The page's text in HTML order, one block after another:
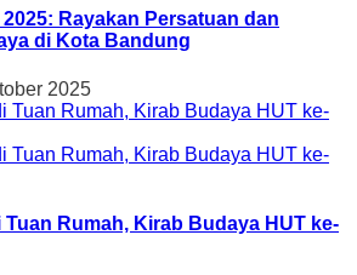
Rayakan Persatuan dan
di Kota Bandung
2025
Rumah, Kirab Budaya HUT ke-